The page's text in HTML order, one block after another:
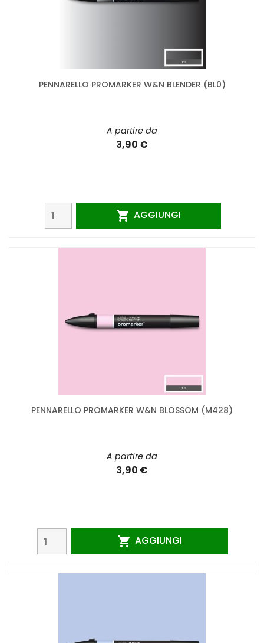
PENNARELLO PROMARKER W&N BLENDER (BL0)
A partire da
3,90 €
 AGGIUNGI
PENNARELLO PROMARKER W&N BLOSSOM (M428)
A partire da
3,90 €
 AGGIUNGI